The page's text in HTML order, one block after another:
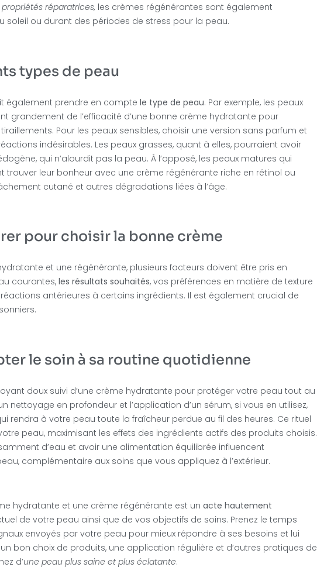
propriétés réparatrices, les crèmes régénérantes sont également
soleil ou durant des périodes de stress pour la peau.
types de peau
également prendre en compte le type de peau. Par exemple, les peaux
grandement de l’efficacité d’une bonne crème hydratante pour
Pour les peaux sensibles, choisir une version sans parfum et
indésirables. Les peaux grasses, quant à elles, pourraient avoir
qui n’alourdit pas la peau. À l’opposé, les peaux matures qui
trouver leur bonheur avec une crème régénérante riche en rétinol ou
cutané et autres dégradations liées à l’âge.
pour choisir la bonne crème
et une régénérante, plusieurs facteurs doivent être pris en
courantes, les résultats souhaités, vos préférences en matière de texture
antérieures à certains ingrédients. Il est également crucial de
le soin à sa routine quotidienne
doux suivi d’une crème hydratante pour protéger votre peau tout au
nettoyage en profondeur et l’application d’un sérum, si vous en utilisez,
rendra à votre peau toute la fraîcheur perdue au fil des heures. Ce rituel
peau, maximisant les effets des ingrédients actifs des produits choisis.
d’eau et avoir une alimentation équilibrée influencent
complémentaire aux soins que vous appliquez à l’extérieur.
hydratante et une crème régénérante est un acte hautement
de votre peau ainsi que de vos objectifs de soins. Prenez le temps
envoyés par votre peau pour mieux répondre à ses besoins et lui
bon choix de produits, une application régulière et d’autres pratiques de
d’une peau plus saine et plus éclatante.